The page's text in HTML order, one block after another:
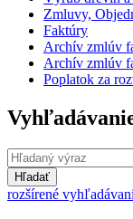
Zmluvy,
Faktúry
Archív zmlúv
Archív zmlúv
Poplatok za
Hľadať
rozšírené